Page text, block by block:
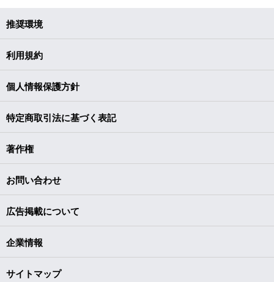
推奨環境
利用規約
個人情報保護方針
特定商取引法に基づく表記
著作権
お問い合わせ
広告掲載について
企業情報
サイトマップ